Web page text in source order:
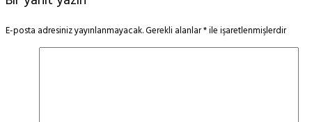
E-posta adresiniz yayınlanmayacak.Gerekli alanlar*ile işaretlenmişlerdir